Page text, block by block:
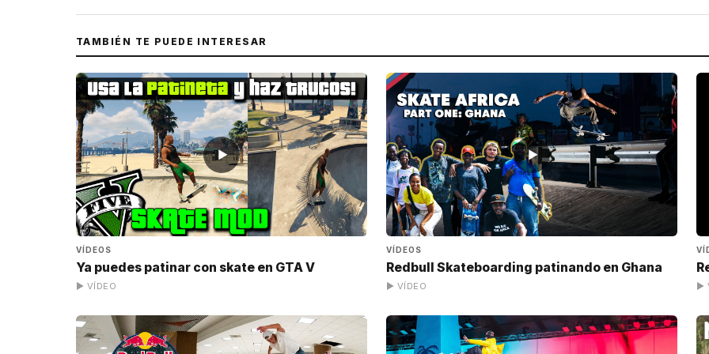
TAMBIÉN TE PUEDE INTERESAR
▶
VÍDEOS
Ya puedes patinar con skate en GTA V
▶ VÍDEO
▶
VÍDEOS
Redbull Skateboarding patinando en Ghana
▶ VÍDEO ▶